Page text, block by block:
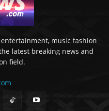
music fashion
latest breaking news and
field.